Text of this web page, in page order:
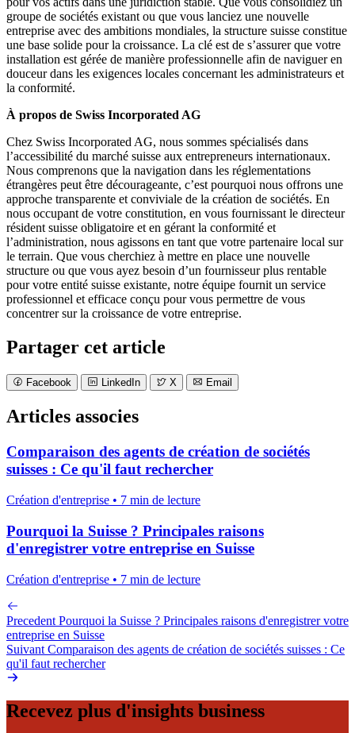
groupe de sociétés existant ou que vous lanciez une nouvelle
entreprise avec des ambitions mondiales, la structure suisse constitue
une base solide pour la croissance. La clé est de s’assurer que votre
installation est gérée de manière professionnelle afin de naviguer en
douceur dans les exigences locales concernant les administrateurs et
la conformité.
À propos de Swiss Incorporated AG
Chez Swiss Incorporated AG, nous sommes spécialisés dans
l’accessibilité du marché suisse aux entrepreneurs internationaux.
Nous comprenons que la navigation dans les réglementations
étrangères peut être décourageante, c’est pourquoi nous offrons une
approche transparente et conviviale de la création de sociétés. En
nous occupant de votre constitution, en vous fournissant le directeur
résident suisse obligatoire et en gérant la conformité et
l’administration, nous agissons en tant que votre partenaire local sur
le terrain. Que vous cherchiez à mettre en place une nouvelle
structure ou que vous ayez besoin d’un fournisseur plus rentable
pour votre entité suisse existante, notre équipe fournit un service
professionnel et efficace conçu pour vous permettre de vous
concentrer sur la croissance de votre entreprise.
Partager cet article
Facebook LinkedIn X Email
Articles associes
Comparaison des agents de création de sociétés
suisses : Ce qu'il faut rechercher
Création d'entreprise • 7 min de lecture
Pourquoi la Suisse ? Principales raisons
d'enregistrer votre entreprise en Suisse
Création d'entreprise • 7 min de lecture
Precedent Pourquoi la Suisse ? Principales raisons d'enregistrer votre
entreprise en Suisse
Suivant Comparaison des agents de création de sociétés suisses : Ce
qu'il faut rechercher
Recevez plus d'insights business